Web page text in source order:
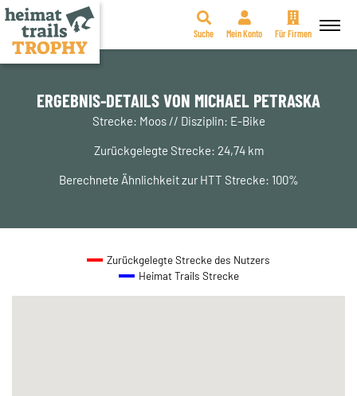
Zum
springen
Suche Mein Konto Für Firmen
ERGEBNIS-DETAILS VON MICHAEL PETRASKA
Strecke: Moos // Disziplin: E-Bike
Zurückgelegte Strecke: 24,74 km
Berechnete Ähnlichkeit zur HTT Strecke: 100%
Zurückgelegte Strecke des Nutzers
Heimat Trails Strecke